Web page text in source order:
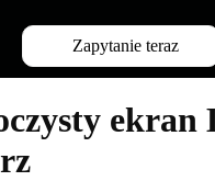
Zapytanie teraz
ekran